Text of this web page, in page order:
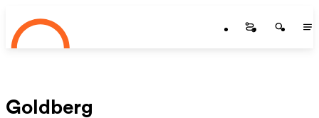
Zum Hauptinhalt springen
Startseite
Goldberg